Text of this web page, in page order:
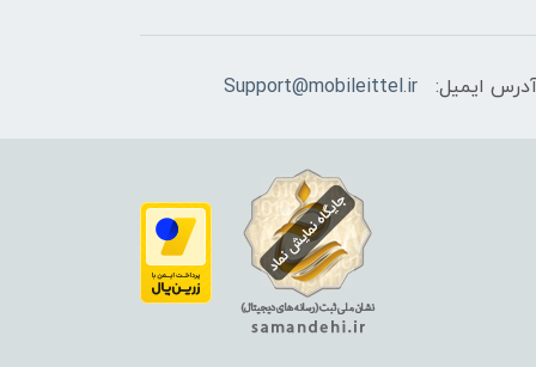
ایمیل: Support@mobileittel.ir